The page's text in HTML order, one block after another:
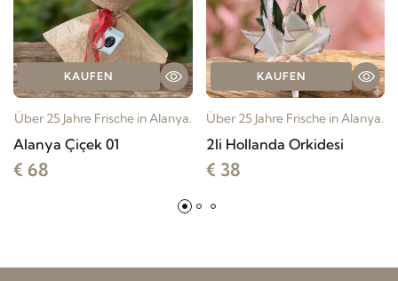
KAUFEN
Über 25 Jahre Frische in Alanya.
Alanya Çiçek 01
€ 68
KAUFEN
Über 25 Jahre Frische in Alanya.
2li Hollanda Orkidesi
€ 38